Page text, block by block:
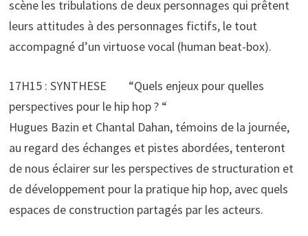
scène les tribulations de deux personnages qui prêtent
leurs attitudes à des personnages fictifs, le tout
accompagné d’un virtuose vocal (human beat-box).
17H15 : SYNTHESE “Quels enjeux pour quelles
perspectives pour le hip hop ? “
Hugues Bazin et Chantal Dahan, témoins de la journée,
au regard des échanges et pistes abordées, tenteront
de nous éclairer sur les perspectives de structuration et
de développement pour la pratique hip hop, avec quels
espaces de construction partagés par les acteurs.